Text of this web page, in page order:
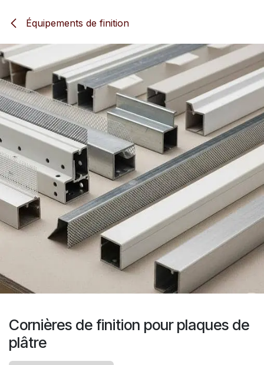
Équipements de finition
Cornières de finition pour plaques de
plâtre